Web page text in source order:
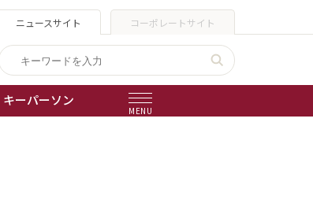
ニュースサイト コーポレートサイト
キーパーソン
MENU